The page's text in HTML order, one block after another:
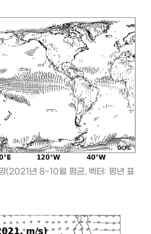
(2021년 8~10월 평균, 벡터: 평년 표